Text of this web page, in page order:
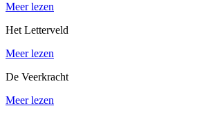
Meer lezen
Het Letterveld
Meer lezen
De Veerkracht
Meer lezen